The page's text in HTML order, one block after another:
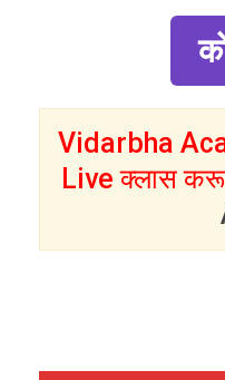
Vidarbha
Live क्लास